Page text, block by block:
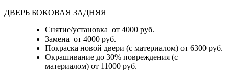
ДВЕРЬ БОКОВАЯ ЗАДНЯЯ
Снятие/установка от 4000 руб.
Замена от 4000 руб.
Покраска новой двери (с материалом) от 6300 руб.
Окрашивание до 30% повреждения (с
материалом) от 11000 руб.